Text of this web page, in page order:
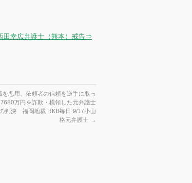
田幸広弁護士（熊本）戒告⇒
を悪用、依頼者の信頼を逆手に取っ
万円を詐欺・横領した元弁護士
判決 福岡地裁 RKB毎日 9/17小山
格元弁護士 →